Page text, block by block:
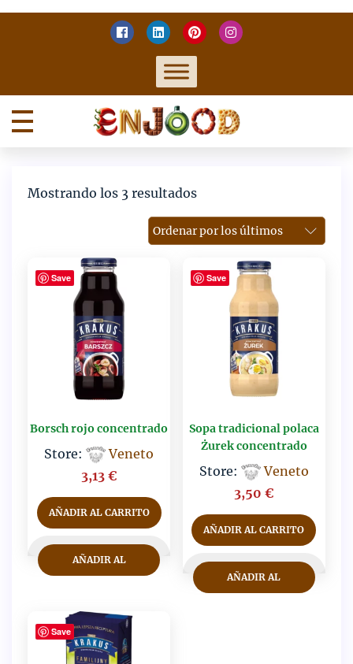
Mostrando los 3 resultadosOrdenado
por
los
últimos
Save
Borsch rojo concentrado
Store:
Veneto
3,13€
AÑADIR AL CARRITO
AÑADIR AL
Save
Sopa tradicional polaca
Żurek concentrado
Store:
Veneto
3,50€
AÑADIR AL CARRITO
AÑADIR AL
Save